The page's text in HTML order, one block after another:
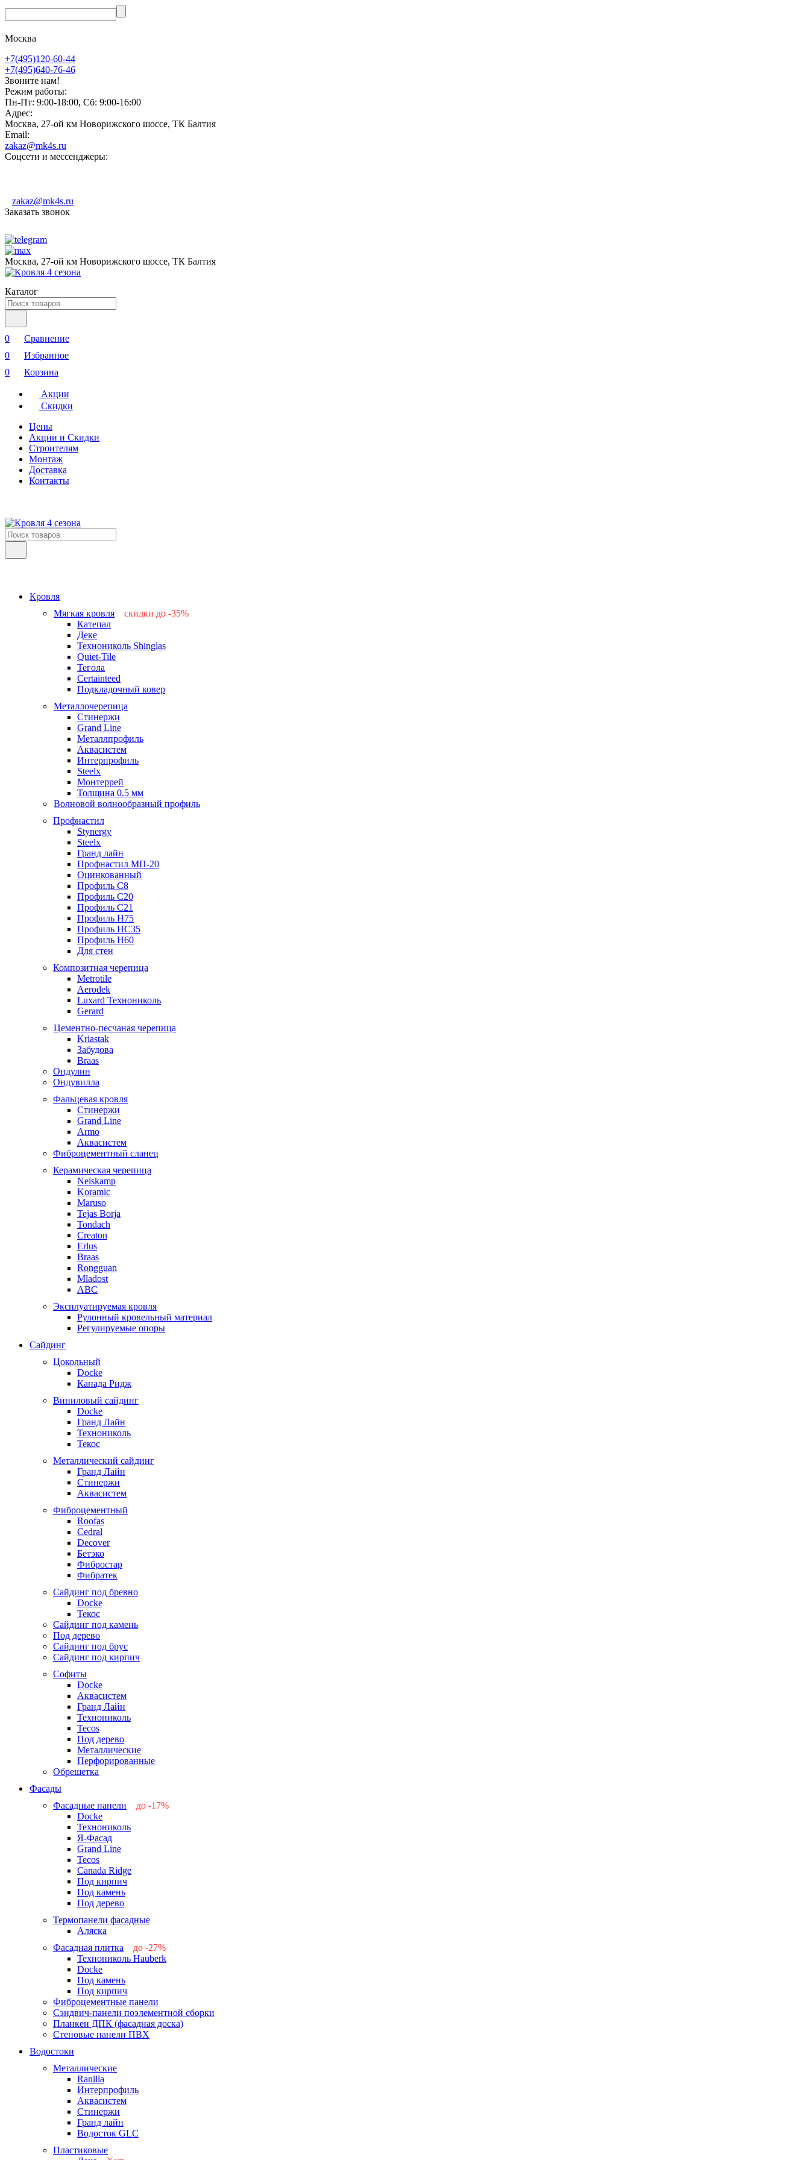
Москва
+7(495)120-60-44
+7(495)640-76-46
Звоните нам!
Режим работы:
Пн-Пт: 9:00-18:00, Сб: 9:00-16:00
Адрес:
Москва, 27-ой км Новорижского шоссе, ТК Балтия
Email:
zakaz@mk4s.ru
Соцсети и мессенджеры:
zakaz@mk4s.ru
Заказать звонок
Москва, 27-ой км Новорижского шоссе, ТК Балтия
Каталог
0
Сравнение
0
Избранное
0
Корзина
Акции
Скидки
Цены
Акции и Скидки
Строителям
Монтаж
Доставка
Контакты
Кровля
Мягкая кровля
скидки до -35%
Катепал
Деке
Технониколь Shinglas
Quiet-Tile
Тегола
Certainteed
Подкладочный ковер
Металлочерепица
Стинержи
Grand Line
Металлпрофиль
Аквасистем
Интерпрофиль
Steelx
Монтеррей
Толщина 0.5 мм
Волновой волнообразный профиль
Профнастил
Stynergy
Steelx
Гранд лайн
Профнастил МП-20
Оцинкованный
Профиль С8
Профиль С20
Профиль С21
Профиль Н75
Профиль НС35
Профиль Н60
Для стен
Композитная черепица
Metrotile
Aerodek
Luxard Технониколь
Gerard
Цементно-песчаная черепица
Kriastak
Забудова
Braas
Ондулин
Ондувилла
Фальцевая кровля
Стинержи
Grand Line
Armo
Аквасистем
Фиброцементный сланец
Керамическая черепица
Nelskamp
Koramic
Maruso
Tejas Borja
Tondach
Creaton
Erlus
Braas
Rongguan
Mladost
ABC
Эксплуатируемая кровля
Рулонный кровельный материал
Регулируемые опоры
Сайдинг
Цокольный
Docke
Канада Ридж
Виниловый сайдинг
Docke
Гранд Лайн
Технониколь
Текос
Металлический сайдинг
Гранд Лайн
Стинержи
Аквасистем
Фиброцементный
Roofas
Cedral
Decover
Бетэко
Фибростар
Фибратек
Сайдинг под бревно
Docke
Текос
Сайдинг под камень
Под дерево
Сайдинг под брус
Сайдинг под кирпич
Софиты
Docke
Аквасистем
Гранд Лайн
Технониколь
Tecos
Под дерево
Металлические
Перфорированные
Обрешетка
Фасады
Фасадные панели
до -17%
Docke
Технониколь
Я-Фасад
Grand Line
Tecos
Canada Ridge
Под кирпич
Под камень
Под дерево
Термопанели фасадные
Аляска
Фасадная плитка
до -27%
Технониколь Hauberk
Docke
Под камень
Под кирпич
Фиброцементные панели
Сэндвич-панели поэлементной сборки
Планкен ДПК (фасадная доска)
Стеновые панели ПВХ
Водостоки
Металлические
Ranilla
Интерпрофиль
Аквасистем
Стинержи
Гранд лайн
Водосток GLC
Пластиковые